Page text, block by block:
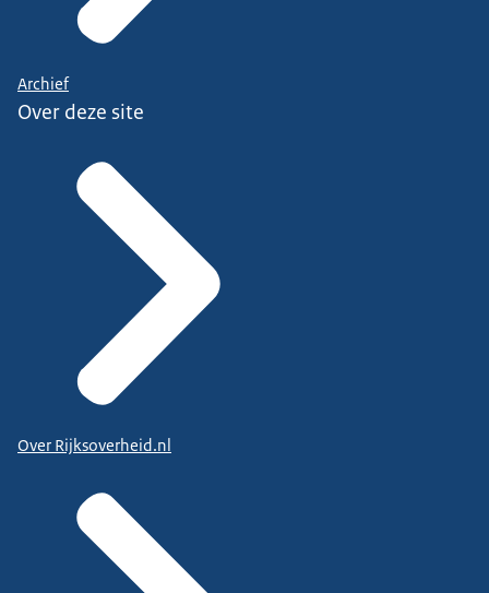
Archief
Over deze site
Over Rijksoverheid.nl